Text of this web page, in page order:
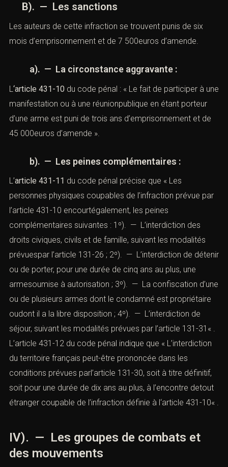
B). — Les sanctions
Les auteurs de cette infraction se trouvent punis de six
mois d’emprisonnement et de 7 500euros d’amende.
a). — La circonstance aggravante :
L ‘article 431-10 du code pénal : « Le fait de participer à une
manifestation ou à une réunionpublique en étant porteur
d’une arme est puni de trois ans d’emprisonnement et de
45 000euros d’amende ».
b). — Les peines complémentaires :
L’article 431-11 du code pénal précise que « Les
personnes physiques coupables de l’infraction prévue par
l’article 431-10 encourtégalement, les peines
complémentaires suivantes : 1º). — L’interdiction des
droits civiques, civils et de famille, suivant les modalités
prévuespar l’article 131-26 ; 2º). — L’interdiction de détenir
ou de porter, pour une durée de cinq ans au plus, une
armesoumise à autorisation ; 3º). — La confiscation d’une
ou de plusieurs armes dont le condamné est propriétaire
oudont il a la libre disposition ; 4º). — L’interdiction de
séjour, suivant les modalités prévues par l’article 131-31 « .
L’article 431-12 du code pénal indique que « L’interdiction
du territoire français peut-être prononcée dans les
conditions prévues parl’article 131-30, soit à titre définitif,
soit pour une durée de dix ans au plus, à l’encontre detout
étranger coupable de l’infraction définie à l ‘article 431-10« .
IV). — Les groupes de combats et
des mouvements